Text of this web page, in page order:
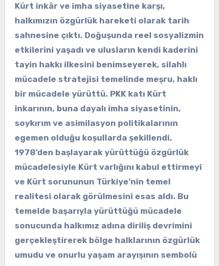
Kürt inkâr ve imha siyasetine karşı,
halkımızın özgürlük hareketi olarak tarih
sahnesine çıktı. Doğuşunda reel sosyalizmin
etkilerini yaşadı ve ulusların kendi kaderini
tayin hakkı ilkesini benimseyerek, silahlı
mücadele stratejisi temelinde meşru, haklı
bir mücadele yürüttü. PKK katı Kürt
inkarının, buna dayalı imha siyasetinin,
soykırım ve asimilasyon politikalarının
egemen olduğu koşullarda şekillendi.
1978’den başlayarak yürüttüğü özgürlük
mücadelesiyle Kürt varlığını kabul ettirmeyi
ve Kürt sorununun Türkiye’nin temel
realitesi olarak görülmesini esas aldı. Bu
temelde başarıyla yürüttüğü mücadele
sonucunda halkımız adına diriliş devrimini
gerçekleştirerek bölge halklarının özgürlük
umudu ve onurlu yaşam arayışının sembolü